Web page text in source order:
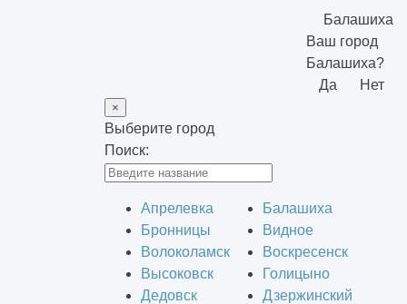
Балашиха
Ваш город
Балашиха?
Да
Нет
×
Выберите город
Поиск:
Апрелевка
Балашиха
Бронницы
Видное
Волоколамск
Воскресенск
Высоковск
Голицыно
Дедовск
Дзержинский